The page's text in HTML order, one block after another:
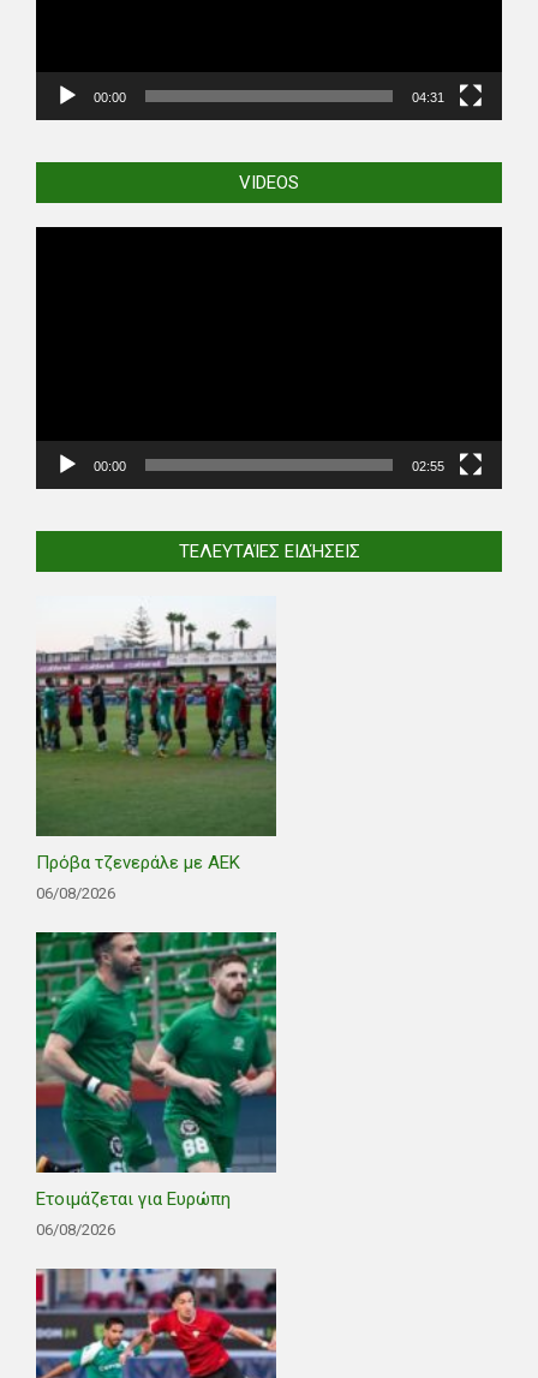
00:00 04:31
VIDEOS
00:00 02:55
ΤΕΛΕΥΤΑΊΕΣ ΕΙΔΉΣΕΙΣ
Πρόβα τζενεράλε με ΑΕΚ
06/08/2026
Ετοιμάζεται για Ευρώπη
06/08/2026